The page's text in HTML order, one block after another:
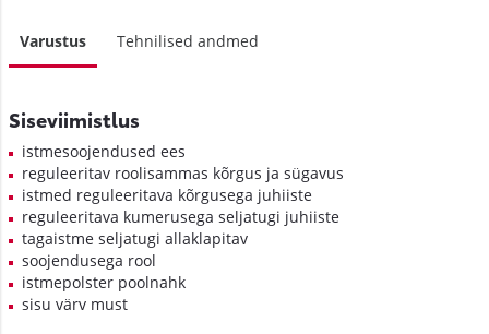
Varustus Tehnilised andmed
Siseviimistlus
istmesoojendused ees
reguleeritav roolisammas kõrgus ja sügavus
istmed reguleeritava kõrgusega juhiiste
reguleeritava kumerusega seljatugi juhiiste
tagaistme seljatugi allaklapitav
soojendusega rool
istmepolster poolnahk
sisu värv must